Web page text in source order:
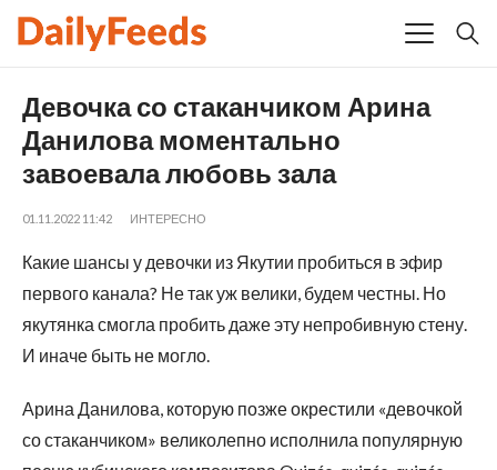
Девочка со стаканчиком Арина
Данилова моментально
завоевала любовь зала
01.11.2022 11:42 ИНТЕРЕСНО
Какие шансы у девочки из Якутии пробиться в эфир
первого канала? Не так уж велики, будем честны. Но
якутянка смогла пробить даже эту непробивную стену.
И иначе быть не могло.
Арина Данилова, которую позже окрестили «девочкой
со стаканчиком» великолепно исполнила популярную